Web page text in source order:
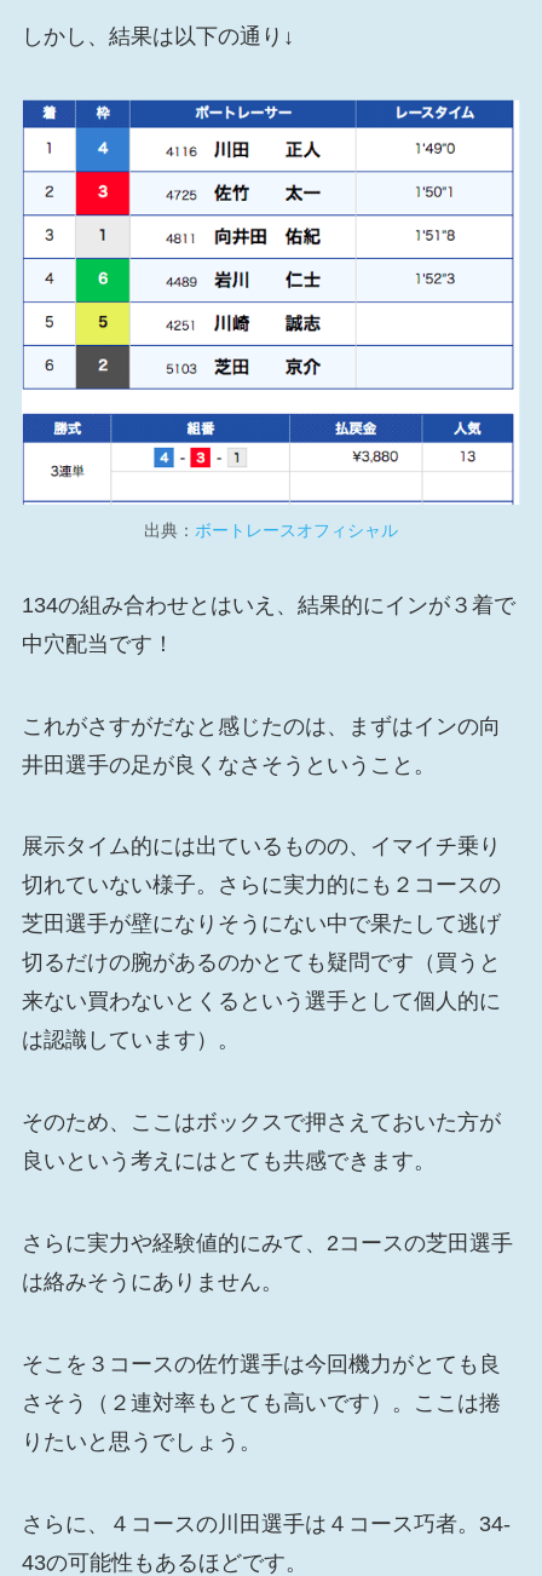
しかし、結果は以下の通り↓
出典： ボートレースオフィシャル
134の組み合わせとはいえ、結果的にインが３着で
中穴配当です！
これがさすがだなと感じたのは、まずはインの向
井田選手の足が良くなさそうということ。
展示タイム的には出ているものの、イマイチ乗り
切れていない様子。さらに実力的にも２コースの
芝田選手が壁になりそうにない中で果たして逃げ
切るだけの腕があるのかとても疑問です（買うと
来ない買わないとくるという選手として個人的に
は認識しています）。
そのため、ここはボックスで押さえておいた方が
良いという考えにはとても共感できます。
さらに実力や経験値的にみて、2コースの芝田選手
は絡みそうにありません。
そこを３コースの佐竹選手は今回機力がとても良
さそう（２連対率もとても高いです）。ここは捲
りたいと思うでしょう。
さらに、４コースの川田選手は４コース巧者。34-
43の可能性もあるほどです。